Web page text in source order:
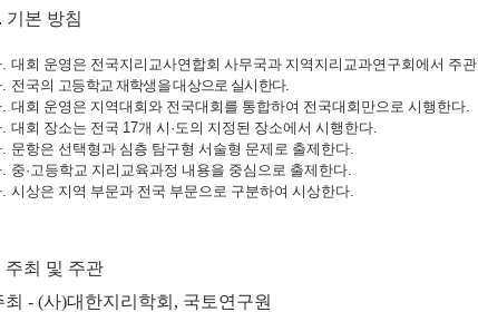
기본 방침
. 대회 운영은 전국지리교사연합회 사무국과 지역지리교과연구회에서 주
. 전국의 고등학교 재학생을 대상으로 실시한다.
. 대회 운영은 지역대회와 전국대회를 통합하여 전국대회만으로 시행한다.
. 대회 장소는 전국 17개 시 ·도의 지정된 장소에서 시행한다.
. 문항은 선택형과 심층 탐구형 서술형 문제로 출제한다.
. 중·고등학교 지리교육과정 내용을 중심으로 출제한다.
. 시상은 지역 부문과 전국 부문으로 구분하여 시상한다.
주최 및 주관
최 - (사)대한지리학회 , 국토연구원